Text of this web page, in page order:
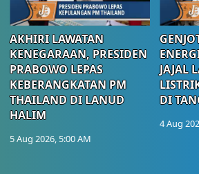
AKHIRI LAWATAN
KENEGARAAN, PRESIDEN
PRABOWO LEPAS
KEBERANGKATAN PM
THAILAND DI LANUD
HALIM
5 Aug 2026, 5:00 AM
JAJAL
DI
4 Aug